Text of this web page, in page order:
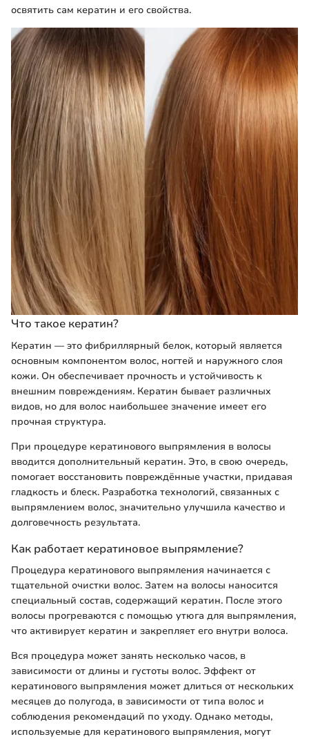
освятить сам кератин и его свойства.
Что такое кератин?
Кератин — это фибриллярный белок, который является
основным компонентом волос, ногтей и наружного слоя
кожи. Он обеспечивает прочность и устойчивость к
внешним повреждениям. Кератин бывает различных
видов, но для волос наибольшее значение имеет его
прочная структура.
При процедуре кератинового выпрямления в волосы
вводится дополнительный кератин. Это, в свою очередь,
помогает восстановить повреждённые участки, придавая
гладкость и блеск. Разработка технологий, связанных с
выпрямлением волос, значительно улучшила качество и
долговечность результата.
Как работает кератиновое выпрямление?
Процедура кератинового выпрямления начинается с
тщательной очистки волос. Затем на волосы наносится
специальный состав, содержащий кератин. После этого
волосы прогреваются с помощью утюга для выпрямления,
что активирует кератин и закрепляет его внутри волоса.
Вся процедура может занять несколько часов, в
зависимости от длины и густоты волос. Эффект от
кератинового выпрямления может длиться от нескольких
месяцев до полугода, в зависимости от типа волос и
соблюдения рекомендаций по уходу. Однако методы,
используемые для кератинового выпрямления, могут